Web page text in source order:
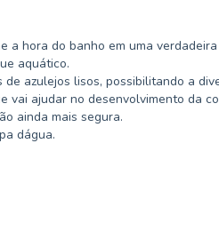
a hora do banho em uma
aquático.
azulejos lisos, possibilitando a
ajudar no desenvolvimento da
ainda mais segura.
dágua.